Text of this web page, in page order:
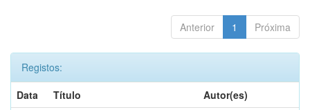
Anterior 1 Próxima
Registos:
Data
Título
Autor(es)